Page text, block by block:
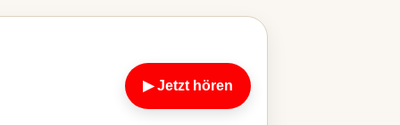
▶ Jetzt hören